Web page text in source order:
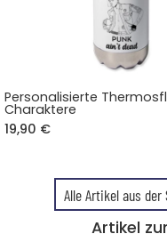
Personalisierte
Charaktere
19,90 €
Alle Artikel aus der
Artikel